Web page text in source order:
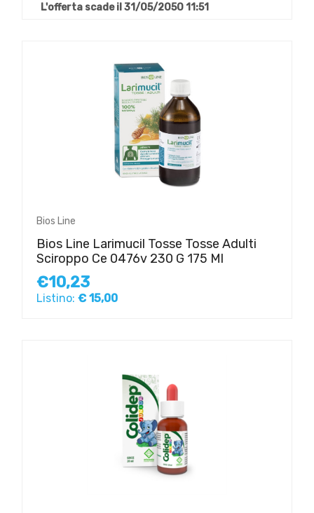
L'offerta scade il 31/05/2050 11:51
Bios Line
Bios Line Larimucil Tosse Tosse Adulti
Sciroppo Ce 0476v 230 G 175 Ml
€10,23
Listino: € 15,00